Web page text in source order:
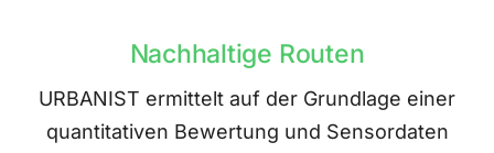
Nachhaltige Routen
URBANIST ermittelt auf der Grundlage einer
quantitativen Bewertung und Sensordaten